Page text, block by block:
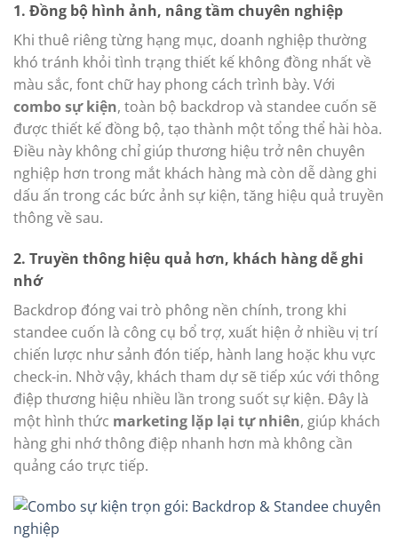
1. Đồng bộ hình ảnh, nâng tầm chuyên nghiệp
Khi thuê riêng từng hạng mục, doanh nghiệp thường
khó tránh khỏi tình trạng thiết kế không đồng nhất về
màu sắc, font chữ hay phong cách trình bày. Với
combo sự kiện, toàn bộ backdrop và standee cuốn sẽ
được thiết kế đồng bộ, tạo thành một tổng thể hài hòa.
Điều này không chỉ giúp thương hiệu trở nên chuyên
nghiệp hơn trong mắt khách hàng mà còn dễ dàng ghi
dấu ấn trong các bức ảnh sự kiện, tăng hiệu quả truyền
thông về sau.
2. Truyền thông hiệu quả hơn, khách hàng dễ ghi
nhớ
Backdrop đóng vai trò phông nền chính, trong khi
standee cuốn là công cụ bổ trợ, xuất hiện ở nhiều vị trí
chiến lược như sảnh đón tiếp, hành lang hoặc khu vực
check-in. Nhờ vậy, khách tham dự sẽ tiếp xúc với thông
điệp thương hiệu nhiều lần trong suốt sự kiện. Đây là
một hình thức marketing lặp lại tự nhiên, giúp khách
hàng ghi nhớ thông điệp nhanh hơn mà không cần
quảng cáo trực tiếp.